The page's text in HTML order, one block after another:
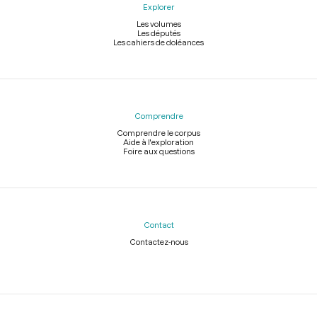
Explorer
Les volumes
Les députés
Les cahiers de doléances
Comprendre
Comprendre le corpus
Aide à l'exploration
Foire aux questions
Contact
Contactez-nous
Légal